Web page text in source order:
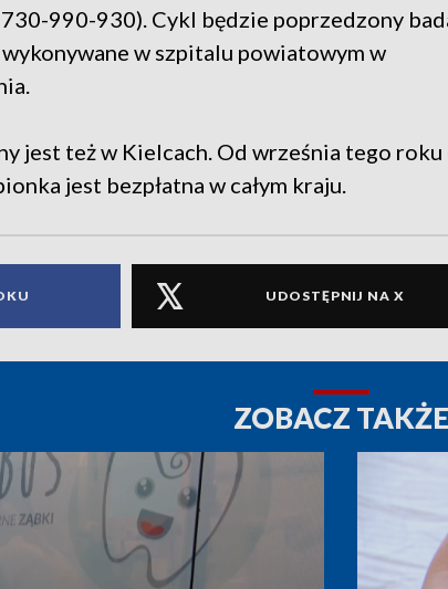
990-930). Cykl będzie poprzedzony
w szpitalu powiatowym w
jest też w Kielcach. Od września tego roku
jest bezpłatna w całym kraju.
UDOSTĘPNIJ NA X
ZOBACZ TAKŻE